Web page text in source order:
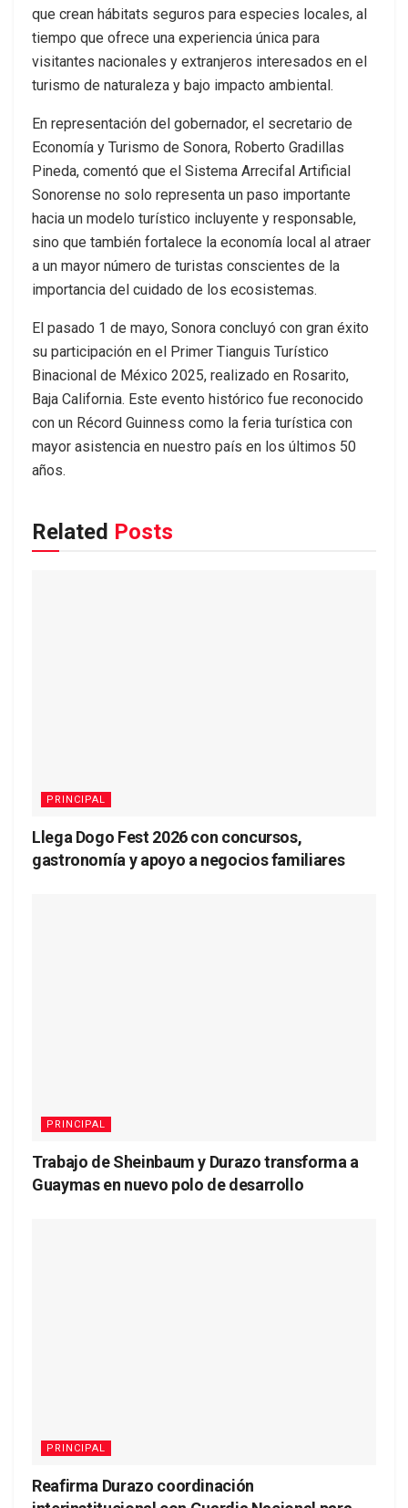
que crean hábitats seguros para especies locales, al
tiempo que ofrece una experiencia única para
visitantes nacionales y extranjeros interesados en el
turismo de naturaleza y bajo impacto ambiental.
En representación del gobernador, el secretario de
Economía y Turismo de Sonora, Roberto Gradillas
Pineda, comentó que el Sistema Arrecifal Artificial
Sonorense no solo representa un paso importante
hacia un modelo turístico incluyente y responsable,
sino que también fortalece la economía local al atraer
a un mayor número de turistas conscientes de la
importancia del cuidado de los ecosistemas.
El pasado 1 de mayo, Sonora concluyó con gran éxito
su participación en el Primer Tianguis Turístico
Binacional de México 2025, realizado en Rosarito,
Baja California. Este evento histórico fue reconocido
con un Récord Guinness como la feria turística con
mayor asistencia en nuestro país en los últimos 50
años.
Related Posts
PRINCIPAL
Llega Dogo Fest 2026 con concursos,
gastronomía y apoyo a negocios familiares
PRINCIPAL
Trabajo de Sheinbaum y Durazo transforma a
Guaymas en nuevo polo de desarrollo
PRINCIPAL
Reafirma Durazo coordinación